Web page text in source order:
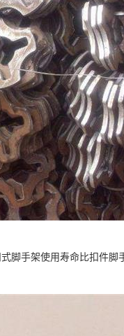
脚手架使用寿命比扣件脚